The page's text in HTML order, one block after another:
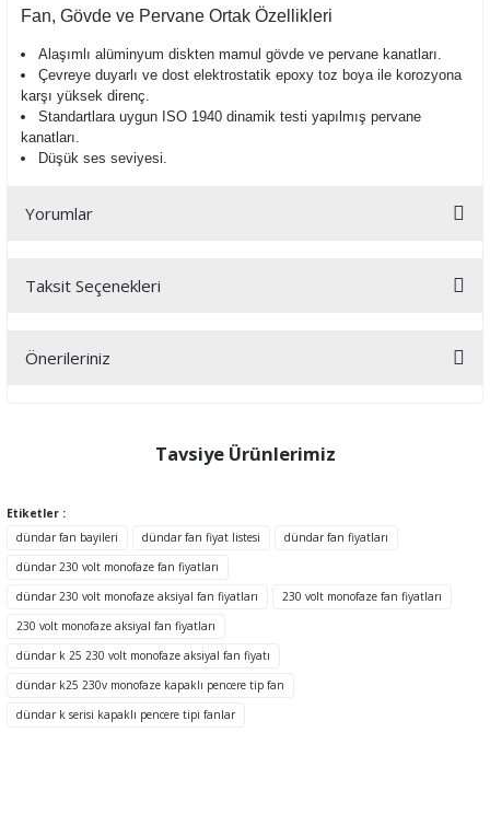
Fan, Gövde ve Pervane Ortak Özellikleri
Alaşımlı alüminyum diskten mamul gövde ve pervane kanatları.
Çevreye duyarlı ve dost elektrostatik epoxy toz boya ile korozyona
karşı yüksek direnç.
Standartlara uygun ISO 1940 dinamik testi yapılmış pervane
kanatları.
Düşük ses seviyesi.
Yorumlar
Bu ürüne ilk yorumu siz yapın!
Taksit Seçenekleri
Önerileriniz
tarafımıza iletebilirsiniz.
Görüş ve önerileriniz için teşekkür ederiz.
Ürün fiyatı diğer sitelerden daha pahalı.
Bu ürüne benzer farklı alternatifler olmalı.
Tavsiye Ürünlerimiz
Etiketler :
dündar fan bayileri
dündar fan fiyat listesi
dündar fan fiyatları
dündar 230 volt monofaze fan fiyatları
dündar 230 volt monofaze aksiyal fan fiyatları
230 volt monofaze fan fiyatları
230 volt monofaze aksiyal fan fiyatları
dündar k 25 230 volt monofaze aksiyal fan fiyatı
dündar k25 230v monofaze kapaklı pencere tip fan
dündar k serisi kapaklı pencere tipi fanlar